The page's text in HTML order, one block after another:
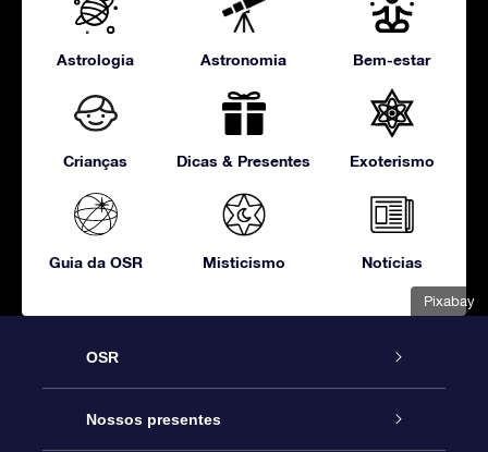
Pixabay
Astrologia Astronomia Bem-estar
Crianças Dicas & Presentes Exoterismo
Guia da OSR Misticismo Notícias
OSR
Serviço
Nossos presentes